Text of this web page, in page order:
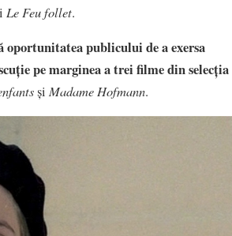
Le Feu follet.
publicului de a exersa
pe marginea a trei filme din selecția
și Madame Hofmann.